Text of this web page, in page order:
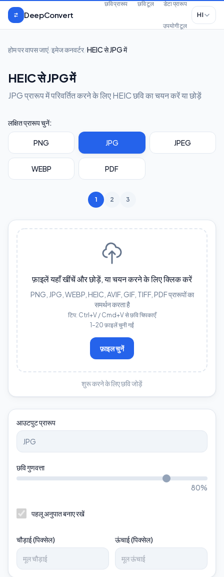
मुख्य सामग्री पर जाएँ
DeepConvert
छवि प्रारूप छवि टूल डेटा प्रारूप
उपयोगी टूल
HI
होम पर वापस जाएं/ इमेज कनवर्टर HEIC से JPG में
HEIC से JPG में
JPG प्रारूप में परिवर्तित करने के लिए HEIC छवि का चयन करें या छोड़ें
लक्षित प्रारूप चुनें:
PNG JPG JPEG
WEBP PDF
1 2 3
फ़ाइलें यहाँ खींचें और छोड़ें, या चयन करने के लिए क्लिक करें
PNG, JPG, WEBP, HEIC, AVIF, GIF, TIFF, PDF प्रारूपों का
समर्थन करता है
टिप: Ctrl+V / Cmd+V से छवि चिपकाएँ
1–20 फ़ाइलें चुनी गईं
फ़ाइल चुनें
शुरू करने के लिए छवि जोड़ें
आउटपुट प्रारूप
छवि गुणवत्ता
80%
पहलू अनुपात बनाए रखें
चौड़ाई (पिक्सेल) ऊंचाई (पिक्सेल)